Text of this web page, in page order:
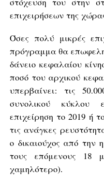
επιχειρήσεων της
Όσες πολύ μικρές
πρόγραμμα θα
δάνειο κεφαλαίου
ποσό του αρχικού
υπερβαίνει: τις
συνολικού
επιχείρηση το 2019 ή
τις ανάγκες
ο δικαιούχος από την
τους επόμενους 18
χαμηλότερο).